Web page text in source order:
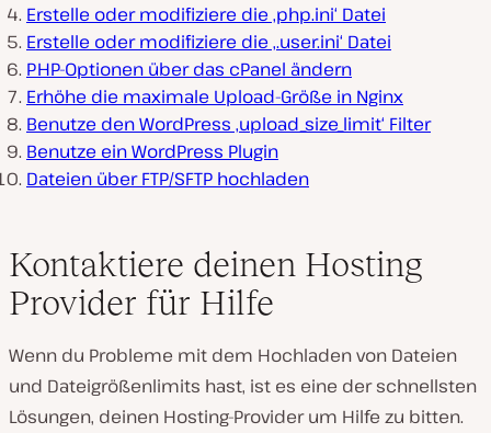
Erstelle oder modifiziere die ‚php.ini‘ Datei
Erstelle oder modifiziere die ‚.user.ini‘ Datei
PHP-Optionen über das cPanel ändern
Erhöhe die maximale Upload-Größe in Nginx
Benutze den WordPress ‚upload_size_limit‘ Filter
Benutze ein WordPress Plugin
Dateien über FTP/SFTP hochladen
Kontaktiere deinen Hosting
Provider für Hilfe
Wenn du Probleme mit dem Hochladen von Dateien
und Dateigrößenlimits hast, ist es eine der schnellsten
Lösungen, deinen Hosting-Provider um Hilfe zu bitten.